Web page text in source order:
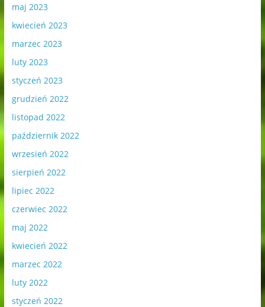
maj 2023
kwiecień 2023
marzec 2023
luty 2023
styczeń 2023
grudzień 2022
listopad 2022
październik 2022
wrzesień 2022
sierpień 2022
lipiec 2022
czerwiec 2022
maj 2022
kwiecień 2022
marzec 2022
luty 2022
styczeń 2022